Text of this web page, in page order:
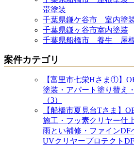
帯塗装
千葉県鎌ケ谷市 室内塗
千葉県鎌ヶ谷市室内塗装
千葉県船橋市 養生 屋根
案件カテゴリ
【富里市七栄Hさま①】
塗装・アパート塗り替え
（3）
【船橋市夏見台Tさま】
施工・フッ素クリヤー仕
雨とい補修・ファインDF
UVクリヤープロテクトDF